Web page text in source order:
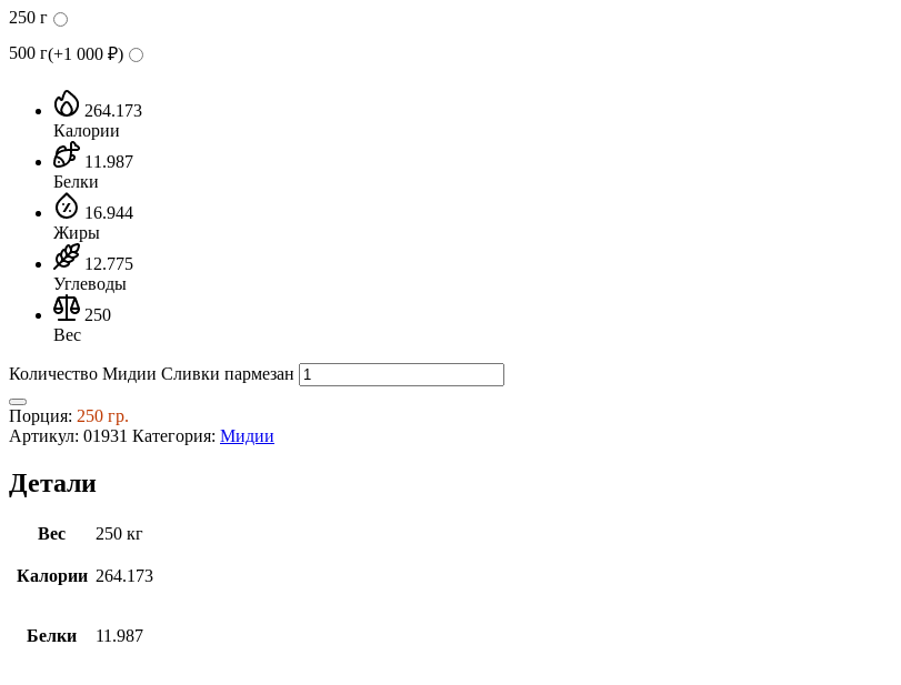
250 г
500 г(+1 000 ₽)
264.173
Калории
11.987
Белки
16.944
Жиры
12.775
Углеводы
250
Вес
Количество Мидии Сливки пармезан
Порция: 250 гр.
Артикул: 01931 Категория: Мидии
Детали
Вес 250 кг
Калории 264.173
Белки 11.987